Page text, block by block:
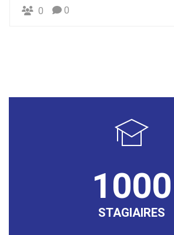
0 0
1000
STAGIAIRES